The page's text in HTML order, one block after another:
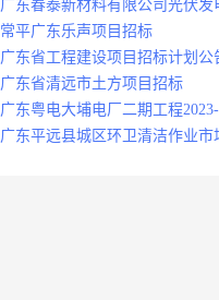
录
广东春泰新材料有限公司光伏发
标
常平广东乐声项目招标
广东省工程建设项目招标计划公
广东省清远市土方项目招标
广东粤电大埔电厂二期工程
安保服务项目招标公告
广东平远县城区环卫清洁作业市